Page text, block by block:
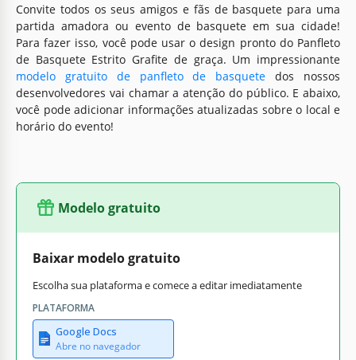
Convite todos os seus amigos e fãs de basquete para uma
partida amadora ou evento de basquete em sua cidade!
Para fazer isso, você pode usar o design pronto do Panfleto
de Basquete Estrito Grafite de graça. Um impressionante
modelo gratuito de panfleto de basquete dos nossos
desenvolvedores vai chamar a atenção do público. E abaixo,
você pode adicionar informações atualizadas sobre o local e
horário do evento!
Modelo gratuito
Baixar modelo gratuito
Escolha sua plataforma e comece a editar imediatamente
PLATAFORMA
Google Docs
Abre no navegador